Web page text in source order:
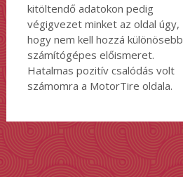
kitöltendő adatokon pedig
végigvezet minket az oldal úgy,
hogy nem kell hozzá különösebb
számítógépes előismeret.
Hatalmas pozitív csalódás volt
számomra a MotorTire oldala.